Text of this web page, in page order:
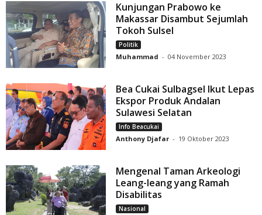
Kunjungan Prabowo ke
Makassar Disambut Sejumlah
Tokoh Sulsel
Politik
Muhammad - 04 November 2023
Bea Cukai Sulbagsel Ikut Lepas
Ekspor Produk Andalan
Sulawesi Selatan
Info Beacukai
Anthony Djafar - 19 Oktober 2023
Mengenal Taman Arkeologi
Leang-leang yang Ramah
Disabilitas
Nasional